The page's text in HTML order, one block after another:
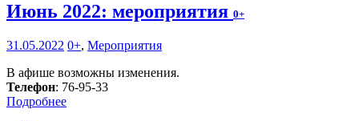
Июнь 2022: мероприятия 0+
31.05.2022 0+, Мероприятия
В афише возможны изменения.
Телефон: 76-95-33
Подробнее